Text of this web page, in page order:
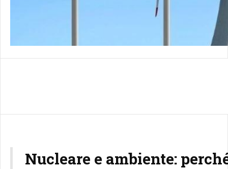
Nucleare e ambiente: